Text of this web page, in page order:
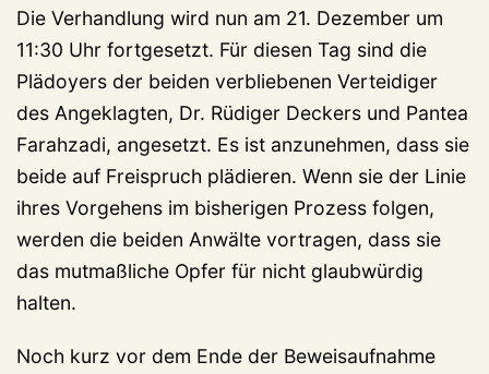
Die Verhandlung wird nun am 21. Dezember um
11:30 Uhr fortgesetzt. Für diesen Tag sind die
Plädoyers der beiden verbliebenen Verteidiger
des Angeklagten, Dr. Rüdiger Deckers und Pantea
Farahzadi, angesetzt. Es ist anzunehmen, dass sie
beide auf Freispruch plädieren. Wenn sie der Linie
ihres Vorgehens im bisherigen Prozess folgen,
werden die beiden Anwälte vortragen, dass sie
das mutmaßliche Opfer für nicht glaubwürdig
halten.
Noch kurz vor dem Ende der Beweisaufnahme